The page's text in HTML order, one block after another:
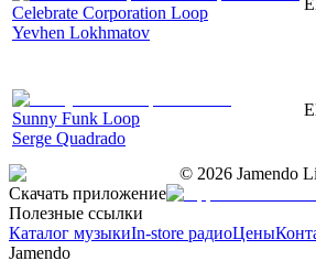
Celebrate Corporation Loop
Yevhen Lokhmatov
Sunny Funk Loop
Serge Quadrado
© 2026 Jamendo
Скачать приложение
Полезные ссылки
Каталог музыкиIn-store радиоЦены
Jamendo